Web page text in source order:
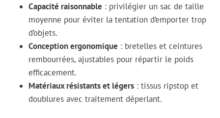
Capacité raisonnable : privilégier un sac de taille
moyenne pour éviter la tentation d’emporter trop
d’objets.
Conception ergonomique : bretelles et ceintures
rembourrées, ajustables pour répartir le poids
efficacement.
Matériaux résistants et légers : tissus ripstop et
doublures avec traitement déperlant.